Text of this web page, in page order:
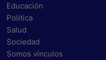
Educación
Política
Salud
Sociedad
Somos vínculos